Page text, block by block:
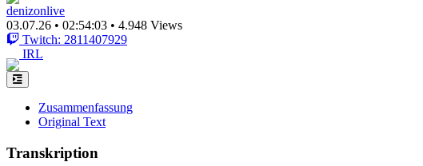
denizonlive
03.07.26 • 02:54:03 • 4.948 Views
Twitch: 2811407929
IRL
Zusammenfassung
Original Text
Transkription